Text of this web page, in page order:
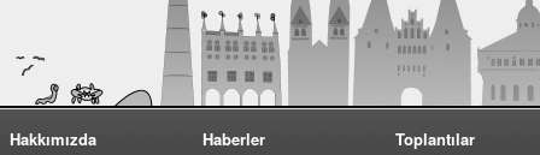
Hakkımızda
Haberler
Toplantılar